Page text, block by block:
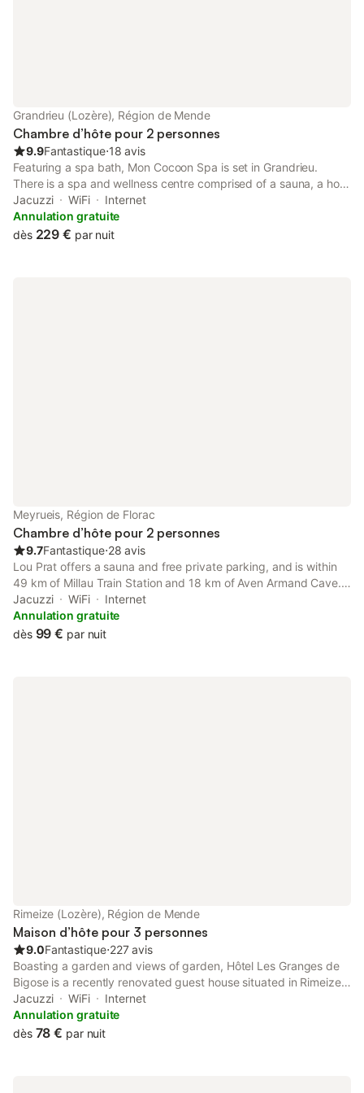
Grandrieu (Lozère), Région de Mende
Chambre d’hôte pour 2 personnes
9.9Fantastique⋅18 avis
Featuring a spa bath, Mon Cocoon Spa is set in Grandrieu.
There is a spa and wellness centre comprised of a sauna, a hot
tub and a hammam. The bed and breakfast also offers free
WiFi, free private parking and facilities for disabled guests.
Jacuzzi WiFi
Internet
Annulation gratuite
dès 229 € par nuit
Meyrueis, Région de Florac
Chambre d’hôte pour 2 personnes
9.7Fantastique⋅28 avis
Lou Prat offers a sauna and free private parking, and is within
49 km of Millau Train Station and 18 km of Aven Armand Cave.
The bed and breakfast features a spa experience, with its
public bath, solarium and open-air bath.
Jacuzzi WiFi
Internet
Annulation gratuite
dès 99 € par nuit
Rimeize (Lozère), Région de Mende
Maison d’hôte pour 3 personnes
9.0Fantastique⋅227 avis
Boasting a garden and views of garden, Hôtel Les Granges de
Bigose is a recently renovated guest house situated in Rimeize,
48 km from Sabot Golf Course. Featuring private check-in and
check-out, this property also provides guests with a picnic area.
Jacuzzi WiFi
Internet
Annulation gratuite
dès 78 € par nuit